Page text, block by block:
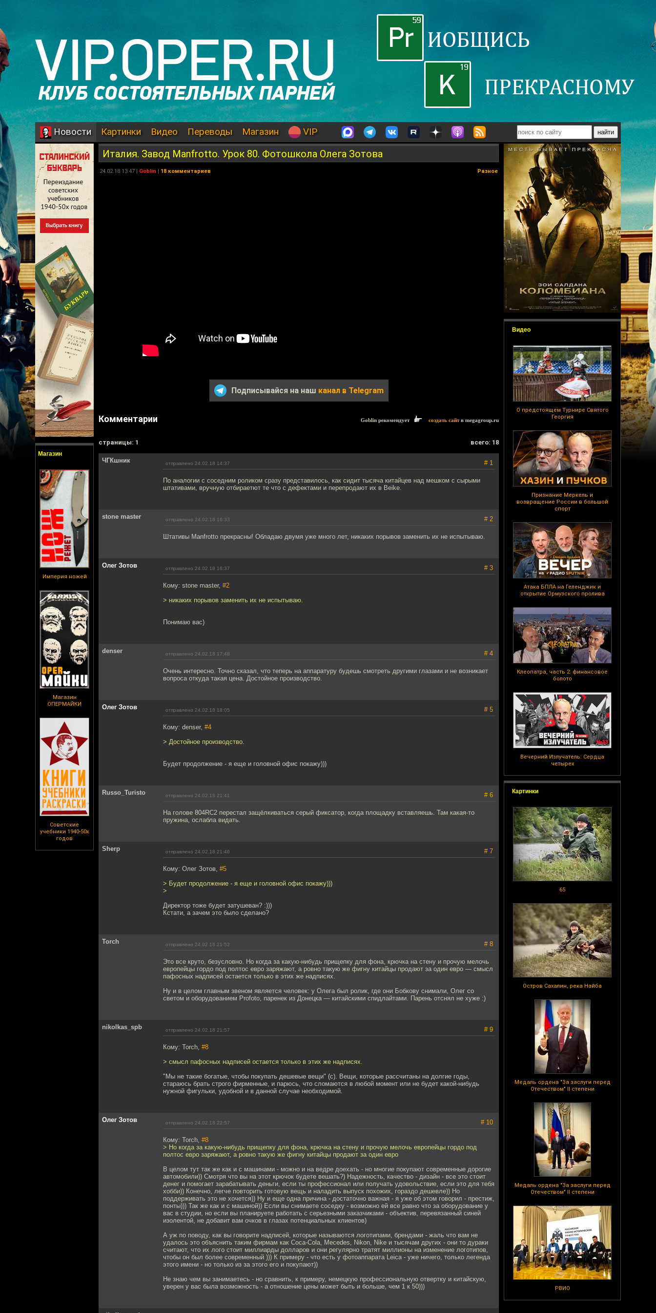
Новости Картинки Видео Переводы Магазин VIP
Магазин
Империя ножей
Магазин
ОПЕРМАЙКИ
Советские
учебники 1940-50х
годов
Видео
О предстоящем Турнире Святого
Георгия
Признание Меркель и
возвращение России в большой
спорт
Атака БПЛА на Геленджик и
открытие Ормузского пролива
Клеопатра, часть 2: финансовое
болото
Вечерний Излучатель: Сердца
четырех
Картинки
65
Остров Сахалин, река Найба
Медаль ордена "За заслуги перед
Отечеством" II степени
Медаль ордена "За заслуги перед
Отечеством" II степени
РВИО
Италия. Завод Manfrotto. Урок 80. Фотошкола Олега Зотова
24.02.18 13:47 | Goblin | 18 комментариев Разное
Подписывайся на наш канал в Telegram
Комментарии Goblin рекомендует создать сайтв megagroup.ru
cтраницы: 1 всего: 18
ЧГКшник отправлено 24.02.18 14:37 # 1
По аналогии с соседним роликом сразу представилось, как сидит тысяча китайцев над мешком с сырыми
штативами, вручную отбираетют те что с дефектами и перепродают их в Beike.
stone master отправлено 24.02.18 16:33 # 2
Штативы Manfrotto прекрасны! Обладаю двумя уже много лет, никаких порывов заменить их не испытываю.
Олег Зотов отправлено 24.02.18 16:37 # 3
Кому: stone master, #2
> никаких порывов заменить их не испытываю.
Понимаю вас)
denser отправлено 24.02.18 17:48 # 4
Очень интересно. Точно сказал, что теперь на аппаратуру будешь смотреть другими глазами и не возникает
вопроса откуда такая цена. Достойное производство.
Олег Зотов отправлено 24.02.18 18:05 # 5
Кому: denser, #4
> Достойное производство.
Будет продолжение - я еще и головной офис покажу)))
Russo_Turisto отправлено 24.02.18 21:41 # 6
На голове 804RC2 перестал защёлкиваться серый фиксатор, когда площадку вставляешь. Там какая-то
пружина, ослабла видать.
Sherp отправлено 24.02.18 21:46 # 7
Кому: Олег Зотов, #5
> Будет продолжение - я еще и головной офис покажу)))
>
Директор тоже будет затушеван? :)))
Кстати, а зачем это было сделано?
Torch отправлено 24.02.18 21:52 # 8
Это все круто, безусловно. Но когда за какую-нибудь прищепку для фона, крючка на стену и прочую мелочь
европейцы гордо под полтос евро заряжают, а ровно такую же фигну китайцы продают за один евро — смысл
пафосных надписей остается только в этих же надписях.
Ну и в целом главным звеном является человек: у Олега был ролик, где они Бобкову снимали, Олег со
светом и оборудованием Profoto, паренек из Донецка — китайскими спидлайтами. Парень отснял не хуже :)
nikolkas_spb отправлено 24.02.18 21:57 # 9
Кому: Torch, #8
> смысл пафосных надписей остается только в этих же надписях.
"Мы не такие богатые, чтобы покупать дешевые вещи" (с). Вещи, которые рассчитаны на долгие годы,
стараюсь брать строго фирменные, и парюсь, что сломаются в любой момент или не будет какой-нибудь
нужной фигульки, удобной и в данной случае необходимой.
Олег Зотов отправлено 24.02.18 22:57 # 10
Кому: Torch, #8
> Но когда за какую-нибудь прищепку для фона, крючка на стену и прочую мелочь европейцы гордо под
полтос евро заряжают, а ровно такую же фигну китайцы продают за один евро
В целом тут так же как и с машинами - можно и на ведре доехать - но многие покупают современные дорогие
автомобили)) Смотря что вы на этот крючок будете вешать?) Надежность, качество - дизайн - все это стоит
денег и помогает зарабатывать деньги, если ты профессионал или получать удовольствие, если это для тебя
хобби)) Конечно, легче повторить готовую вещь и наладить выпуск похожих, гораздо дешевле)) Но
поддерживать это не хочется)) Ну и еще одна причина - достаточно важная - я уже об этом говорил - престиж,
понты))) Так же как и с машиной)) Если вы снимаете соседку - возможно ей все равно что за оборудование у
вас в студии, но если вы планируете работать с серьезными заказчиками - объектив, перевязанный синей
изолентой, не добавит вам очков в глазах потенциальных клиентов)
А уж по поводу, как вы говорите надписей, которые называются логотипами, брендами - жаль что вам не
удалось это объяснить таким фирмам как Coca-Cola, Meсedes, Nikon, Nike и тысячам других - они то дураки
считают, что их лого стоит миллиарды долларов и они регулярно тратят миллионы на изменение логотипов,
чтобы он был более современный ))) К примеру - что есть у фотоаппарата Leica - уже ничего, только легенда
этого имени - но только из за этого его и покупают))
Не знаю чем вы занимаетесь - но сравнить, к примеру, немецкую профессиональную отвертку и китайскую,
уверен у вас была возможность - а отношение цены может быть и больше, чем 1 к 50)))